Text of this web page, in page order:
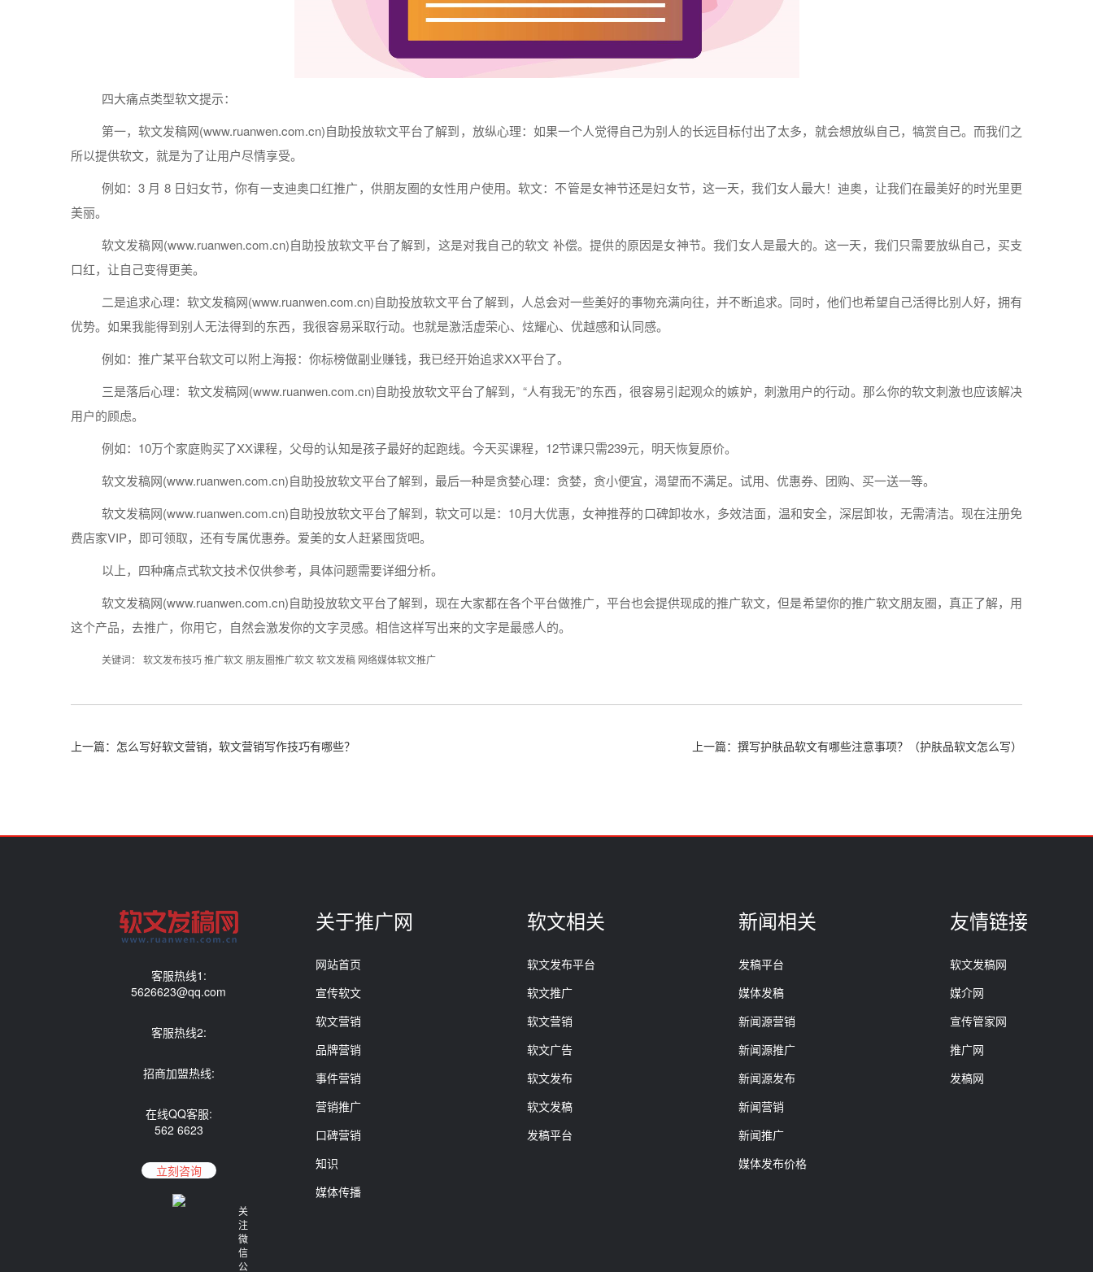
四大痛点类型软文提示：
第一， 软文发稿网(www.ruanwen.com.cn)自助投放软文平台了解到，放纵心理：如果一个人觉得自己为别人的长远目标付出了太多，就会想放纵自己，犒赏自己。而我们之
所以提供软文，就是为了让用户尽情享受。
例如：3 月 8 日妇女节，你有一支迪奥口红推广，供朋友圈的女性用户使用。软文：不管是女神节还是妇女节，这一天，我们女人最大！迪奥，让我们在最美好的时光里更
美丽。
软文发稿网(www.ruanwen.com.cn)自助投放软文平台了解到，这是对我自己的软文 补偿。提供的原因是女神节。我们女人是最大的。这一天，我们只需要放纵自己，买支
口红，让自己变得更美。
二是追求心理：软文发稿网(www.ruanwen.com.cn)自助投放软文平台了解到，人总会对一些美好的事物充满向往，并不断追求。同时，他们也希望自己活得比别人好，拥有
优势。如果我能得到别人无法得到的东西，我很容易采取行动。也就是激活虚荣心、炫耀心、优越感和认同感。
例如： 推广某平台软文可以附上海报：你标榜做副业赚钱，我已经开始追求XX平台了。
三是落后心理： 软文发稿网(www.ruanwen.com.cn)自助投放软文平台了解到，“人有我无”的东西，很容易引起观众的嫉妒，刺激用户的行动。那么你的软文刺激也应该解决
用户的顾虑。
例如：10万个家庭购买了XX课程，父母的认知是孩子最好的起跑线。今天买课程，12节课只需239元，明天恢复原价。
软文发稿网(www.ruanwen.com.cn)自助投放软文平台了解到，最后一种是贪婪心理：贪婪，贪小便宜，渴望而不满足。试用、优惠券、团购、买一送一等。
软文发稿网(www.ruanwen.com.cn)自助投放软文平台了解到，软文可以是：10月大优惠，女神推荐的口碑卸妆水，多效洁面，温和安全，深层卸妆，无需清洁。 现在注册免
费店家VIP，即可领取，还有专属优惠券。爱美的女人赶紧囤货吧。
以上，四种痛点式软文技术仅供参考，具体问题需要详细分析。
软文发稿网(www.ruanwen.com.cn)自助投放软文平台了解到，现在大家都在各个平台做推广，平台也会提供现成的推广软文，但是希望你的推广软文朋友圈，真正了解，用
这个产品，去推广，你用它，自然会激发你的文字灵感。相信这样写出来的文字是最感人的。
关键词： 软文发布技巧推广软文 朋友圈推广软文软文发稿 网络媒体软文推广
上一篇：怎么写好软文营销，软文营销写作技巧有哪些？ 上一篇：撰写护肤品软文有哪些注意事项？（护肤品软文怎么写）
客服热线1:
5626623@qq.com
客服热线2:
招商加盟热线:
在线QQ客服:
562 6623
立刻咨询
关
注
微
信
公
关于推广网
网站首页
宣传软文
软文营销
品牌营销
事件营销
营销推广
口碑营销
知识
媒体传播
软文相关
软文发布平台
软文推广
软文营销
软文广告
软文发布
软文发稿
发稿平台
新闻相关
发稿平台
媒体发稿
新闻源营销
新闻源推广
新闻源发布
新闻营销
新闻推广
媒体发布价格
友情链接
软文发稿网
媒介网
宣传管家网
推广网
发稿网